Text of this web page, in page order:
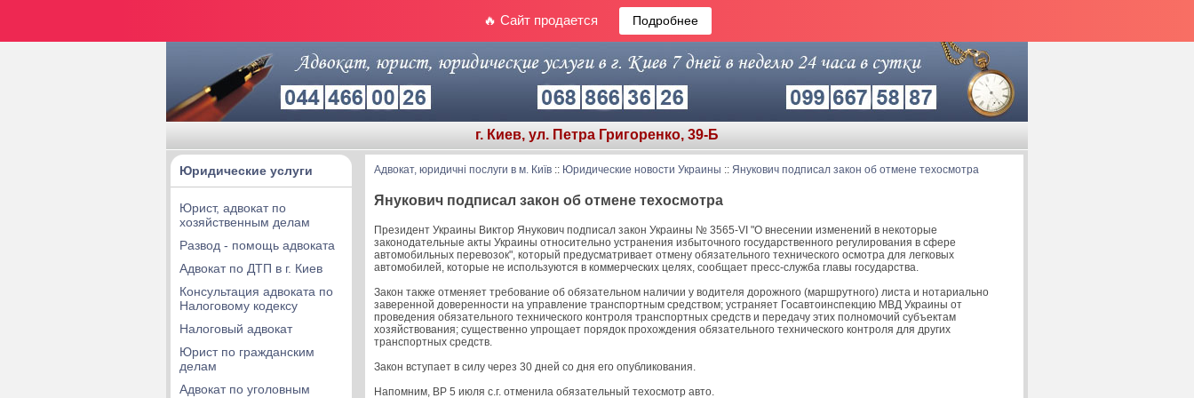
🔥 Сайт продается Подробнее
г. Киев, ул. Петра Григоренко, 39-Б
Юридические услуги
Юрист, адвокат по
хозяйственным делам
Развод - помощь адвоката
Адвокат по ДТП в г. Киев
Консультация адвоката по
Налоговому кодексу
Налоговый адвокат
Юрист по гражданским
делам
Адвокат по уголовным
Адвокат, юридичні послуги в м. Київ :: Юридические новости Украины :: Янукович подписал закон об отмене техосмотра
Янукович подписал закон об отмене техосмотра
Президент Украины Виктор Янукович подписал закон Украины № 3565-VI "О внесении изменений в некоторые
законодательные акты Украины относительно устранения избыточного государственного регулирования в сфере
автомобильных перевозок", который предусматривает отмену обязательного технического осмотра для легковых
автомобилей, которые не используются в коммерческих целях, сообщает пресс-служба главы государства.
Закон также отменяет требование об обязательном наличии у водителя дорожного (маршрутного) листа и нотариально
заверенной доверенности на управление транспортным средством; устраняет Госавтоинспекцию МВД Украины от
проведения обязательного технического контроля транспортных средств и передачу этих полномочий субъектам
хозяйствования; существенно упрощает порядок прохождения обязательного технического контроля для других
транспортных средств.
Закон вступает в силу через 30 дней со дня его опубликования.
Напомним, ВР 5 июля с.г. отменила обязательный техосмотр авто.